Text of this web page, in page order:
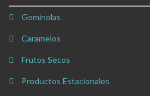
Gominolas
Caramelos
Frutos Secos
Productos Estacionales